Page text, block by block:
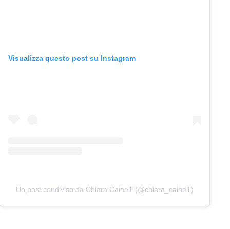
Visualizza questo post su Instagram
Un post condiviso da Chiara Cainelli (@chiara_cainelli)